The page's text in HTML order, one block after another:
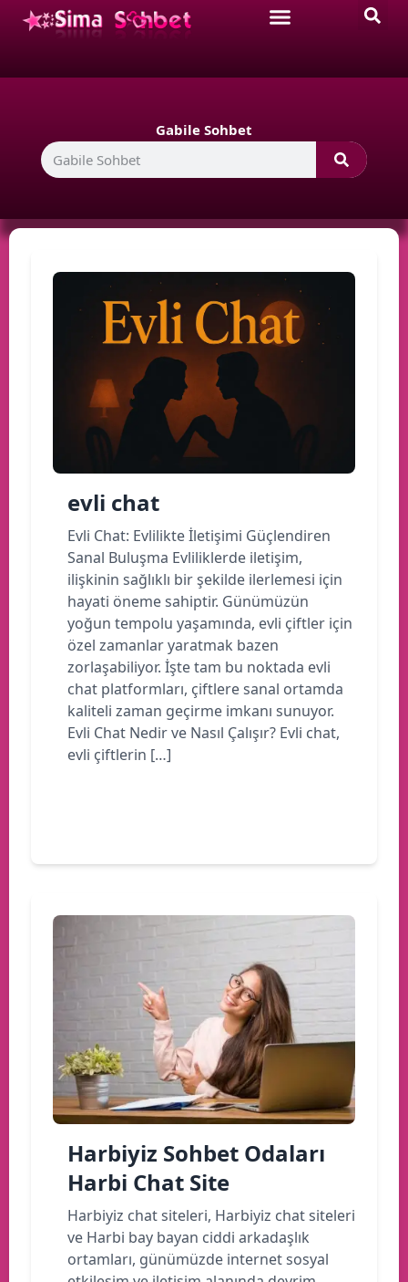
Gabile Sohbet
evli chat
Evli Chat: Evlilikte İletişimi Güçlendiren
Sanal Buluşma Evliliklerde iletişim,
ilişkinin sağlıklı bir şekilde ilerlemesi için
hayati öneme sahiptir. Günümüzün
yoğun tempolu yaşamında, evli çiftler için
özel zamanlar yaratmak bazen
zorlaşabiliyor. İşte tam bu noktada evli
chat platformları, çiftlere sanal ortamda
kaliteli zaman geçirme imkanı sunuyor.
Evli Chat Nedir ve Nasıl Çalışır? Evli chat,
evli çiftlerin […]
Harbiyiz Sohbet Odaları
Harbi Chat Site
Harbiyiz chat siteleri, Harbiyiz chat siteleri
ve Harbi bay bayan ciddi arkadaşlık
ortamları, günümüzde internet sosyal